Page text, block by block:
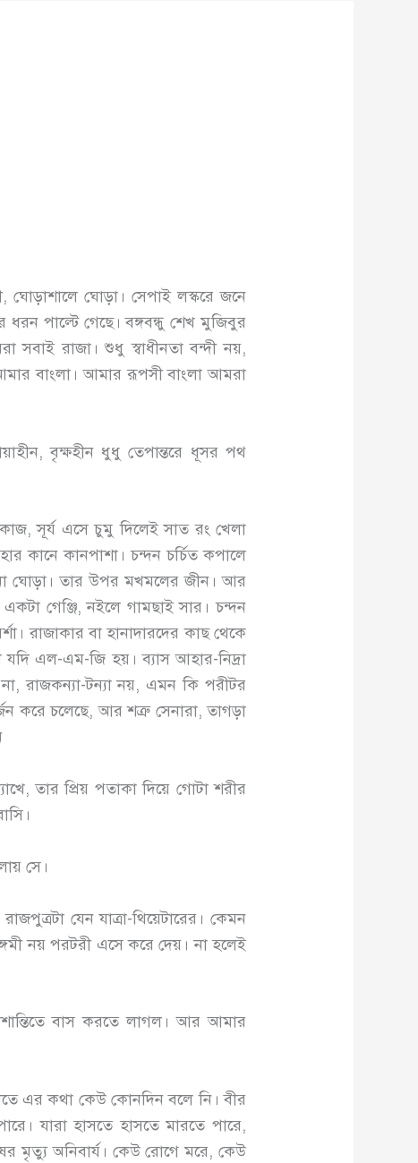
ঘোড়া। সেপাই লস্করে জনে
পাল্টে গেছে। বঙ্গবন্ধু শেখ মুজিবুর
সবাই রাজা। শুধু স্বাধীনতা বন্দী নয়,
আমার বাংলা। আমার রূপসী বাংলা আমরা
বৃক্ষহীন ধুধু তেপান্তরে ধূসর পথ
সূর্য এসে চুমু দিলেই সাত রং খেলা
কানে কানপাশা। চন্দন চর্চিত কপালে
ঘোড়া। তার উপর মখমলের জীন। আর
গেঞ্জি, নইলে গামছাই সার। চন্দন
রাজাকার বা হানাদারদের কাছ থেকে
যদি এল-এম-জি হয়। ব্যাস আহার-নিদ্রা
রাজকন্যা-টন্যা নয়, এমন কি পরীটর
করে চলেছে, আর শত্রু সেনারা, তাগড়া
তার প্রিয় পতাকা দিয়ে গোটা শরীর
সে।
যেন যাত্রা-থিয়েটারের। কেমন
নয় পরটরী এসে করে দেয়। না হলেই
বাস করতে লাগল। আর আমার
এর কথা কেউ কোনদিন বলে নি। বীর
যারা হাসতে হাসতে মারতে পারে,
মৃত্যু অনিবার্য। কেউ রোগে মরে, কেউ